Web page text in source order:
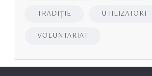
TRADIȚIE UTILIZATORI
VOLUNTARIAT